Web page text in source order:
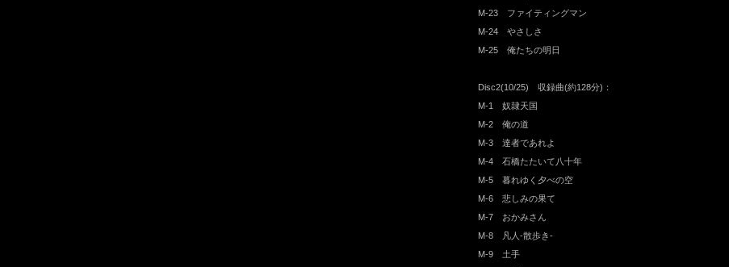
M-23 ファイティングマン
M-24 やさしさ
M-25 俺たちの明日
Disc2(10/25) 収録曲(約128分)：
M-1 奴隷天国
M-2 俺の道
M-3 達者であれよ
M-4 石橋たたいて八十年
M-5 暮れゆく夕べの空
M-6 悲しみの果て
M-7 おかみさん
M-8 凡人-散歩き-
M-9 土手